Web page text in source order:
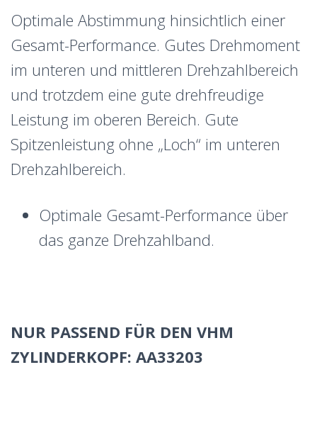
Optimale Abstimmung hinsichtlich einer
Gesamt-Performance. Gutes Drehmoment
im unteren und mittleren Drehzahlbereich
und trotzdem eine gute drehfreudige
Leistung im oberen Bereich. Gute
Spitzenleistung ohne „Loch“ im unteren
Drehzahlbereich.
Optimale Gesamt-Performance über
das ganze Drehzahlband.
NUR PASSEND FÜR DEN VHM
ZYLINDERKOPF: AA33203